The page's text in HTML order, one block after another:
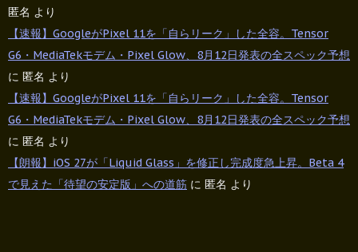
匿名 より
【速報】GoogleがPixel 11を「自らリーク」した全容。Tensor
G6・MediaTekモデム・Pixel Glow、8月12日発表の全スペック予想
に 匿名 より
【速報】GoogleがPixel 11を「自らリーク」した全容。Tensor
G6・MediaTekモデム・Pixel Glow、8月12日発表の全スペック予想
に 匿名 より
【朗報】iOS 27が「Liquid Glass」を修正し完成度急上昇。Beta 4
で見えた「待望の安定版」への道筋 に 匿名 より